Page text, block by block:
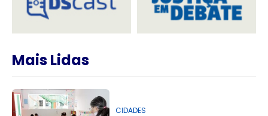
Mais Lidas
CIDADES